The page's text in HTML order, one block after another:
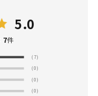
5.0
7件
(7)
(0)
(0)
(0)